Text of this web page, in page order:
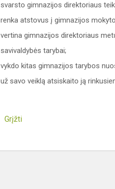
svarsto gimnazijos direktoriaus
renka atstovus į gimnazijos
vertina gimnazijos direktoriaus
savivaldybės tarybai;
vykdo kitas gimnazijos tarybos
už savo veiklą atsiskaito ją
Grįžti